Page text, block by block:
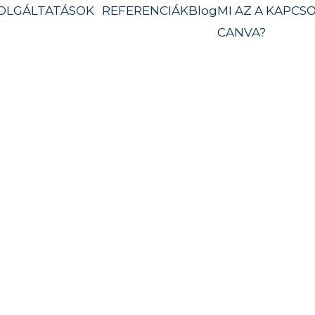
REFERENCIÁKBlogMI AZ A
CANVA?